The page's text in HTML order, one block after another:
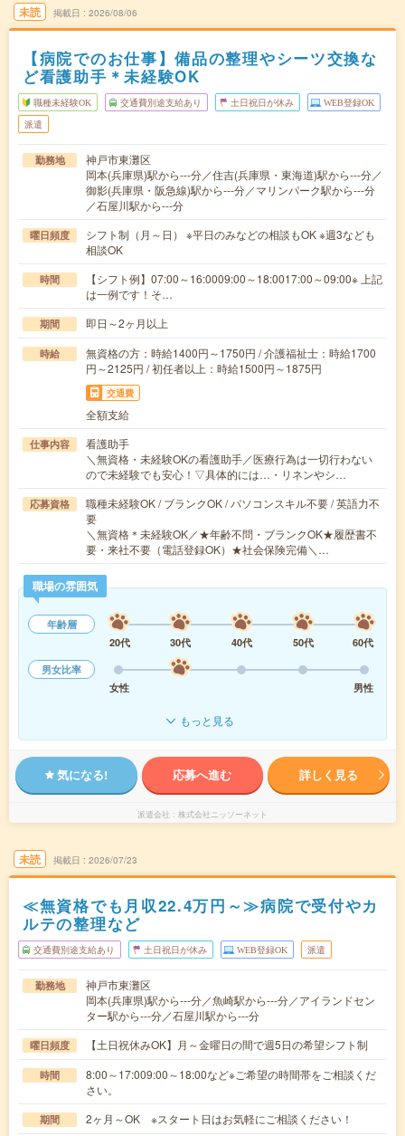
未読 掲載日 2026/08/06
【病院でのお仕事】備品の整理やシーツ交換な
ど看護助手＊未経験OK
職種未経験OK 交通費別途支給あり 土日祝日が休み WEB登録OK
派遣
勤務地
神戸市東灘区
岡本(兵庫県)駅から---分／住吉(兵庫県・東海道)駅から---分／
御影(兵庫県・阪急線)駅から---分／マリンパーク駅から---分
／石屋川駅から---分
曜日頻度
シフト制（月～日） ※平日のみなどの相談もOK ※週3なども
相談OK
時間
【シフト例】07:00～16:0009:00～18:0017:00～09:00※ 上記
は一例です！そ…
期間 即日～2ヶ月以上
時給
無資格の方：時給1400円～1750円 / 介護福祉士：時給1700
円～2125円 / 初任者以上：時給1500円～1875円
交通費
全額支給
仕事内容
看護助手
＼無資格・未経験OKの看護助手／医療行為は一切行わない
ので未経験でも安心！▽具体的には…・リネンやシ…
応募資格
職種未経験OK / ブランクOK / パソコンスキル不要 / 英語力不
要
＼無資格＊未経験OK／★年齢不問・ブランクOK★履歴書不
要・来社不要（電話登録OK）★社会保険完備＼…
職場の雰囲気
年齢層
20代
30代 40代 50代
60代
男女比率
女性
男性
もっと見る
気になる! 応募へ進む 詳しく見る
派遣会社 株式会社ニッソーネット
未読 掲載日 2026/07/23
≪無資格でも月収22.4万円～≫病院で受付やカ
ルテの整理など
交通費別途支給あり 土日祝日が休み WEB登録OK 派遣
勤務地
神戸市東灘区
岡本(兵庫県)駅から---分／魚崎駅から---分／アイランドセン
ター駅から---分／石屋川駅から---分
曜日頻度 【土日祝休みOK】月～金曜日の間で週5日の希望シフト制
時間
8:00～17:009:00～18:00など※ご希望の時間帯をご相談くだ
さい。
期間 2ヶ月～OK ※スタート日はお気軽にご相談ください！